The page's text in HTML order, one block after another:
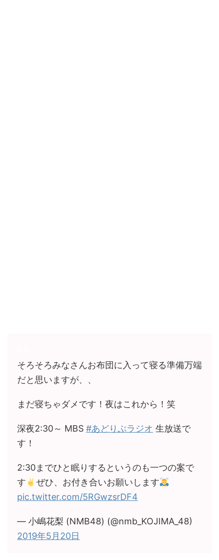
そろそろみなさんお布団に入って寝る準備万端
だと思いますが、、
まだ寝ちゃダメです！夜はこれから！笑
深夜2:30～ MBS #あどりぶラジオ 生放送で
す！
2:30までひと眠りするというのも一つの案で
す
ぜひ、お付き合いお願いします
pic.twitter.com/5RGwzsrDF4
— 小嶋花梨 (NMB48) (@nmb_KOJIMA_48)
2019年5月20日